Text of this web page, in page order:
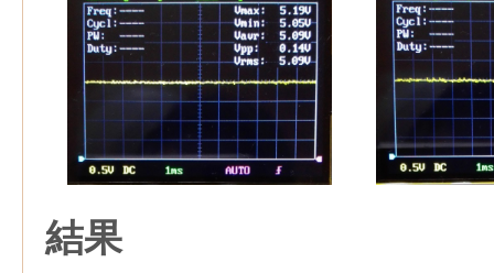
結果